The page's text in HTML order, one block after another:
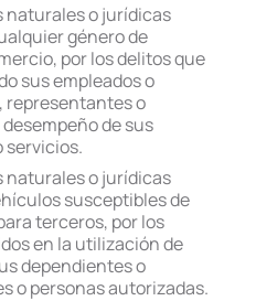
naturales o jurídicas
género de
por los delitos que
sus empleados o
representantes o
de sus
servicios.
naturales o jurídicas
susceptibles de
terceros, por los
en la utilización de
dependientes o
o personas autorizadas.